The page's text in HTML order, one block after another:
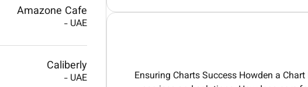
Ensuring Charts Success Howden a
Amazone Cafe
UAE
-
Caliberly
UAE
-